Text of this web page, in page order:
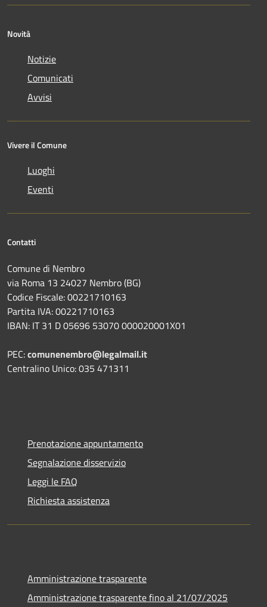
Novità
Notizie
Comunicati
Avvisi
Vivere il Comune
Luoghi
Eventi
Contatti
Comune di Nembro
via Roma 13 24027 Nembro (BG)
Codice Fiscale: 00221710163
Partita IVA: 00221710163
IBAN: IT 31 D 05696 53070 000020001X01
PEC:comunenembro@legalmail.it
Centralino Unico: 035 471311
Prenotazione appuntamento
Segnalazione disservizio
Leggi le FAQ
Richiesta assistenza
Amministrazione trasparente
Amministrazione trasparente fino al 21/07/2025